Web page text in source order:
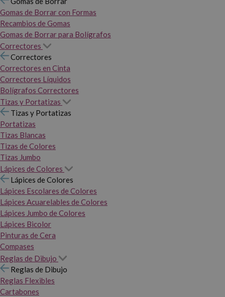
Gomas de Borrar con Formas
Recambios de Gomas
Gomas de Borrar para Bolígrafos
Correctores
Correctores
Correctores en Cinta
Correctores Líquidos
Bolígrafos Correctores
Tizas y Portatizas
Tizas y Portatizas
Portatizas
Tizas Blancas
Tizas de Colores
Tizas Jumbo
Lápices de Colores
Lápices de Colores
Lápices Escolares de Colores
Lápices Acuarelables de Colores
Lápices Jumbo de Colores
Lápices Bicolor
Pinturas de Cera
Compases
Reglas de Dibujo
Reglas de Dibujo
Reglas Flexibles
Cartabones